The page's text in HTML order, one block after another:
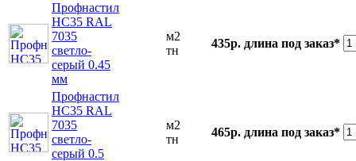
Профнастил
НС35 RAL
7035
светло-
серый 0.45
мм
м2
тн
435р. длина под заказ*
Профнастил
НС35 RAL
7035
светло-
серый 0.5
м2
тн
465р. длина под заказ*